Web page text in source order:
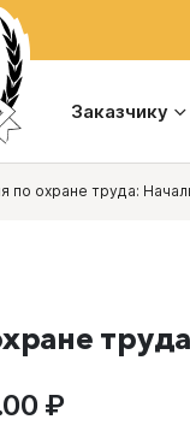
Заказчику
по охране труда:
₽Текущая